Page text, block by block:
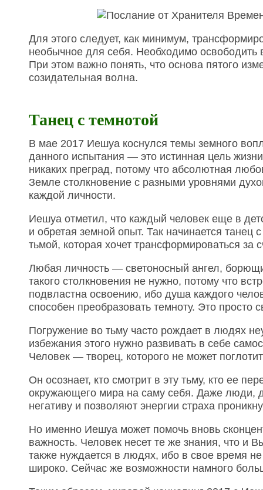
Для этого следует, как минимум,
необычное для себя. Необходимо освободить
При этом важно понять, что основа пятого
созидательная волна.
Танец с темнотой
В мае 2017 Иешуа коснулся темы земного
данного испытания — это истинная цель
никаких преград, потому что абсолютная
Земле столкновение с разными уровнями
каждой личности.
Иешуа отметил, что каждый человек еще в
и обретая земной опыт. Так начинается
тьмой, которая хочет трансформироваться за
Любая личность — светоносный ангел,
такого столкновения не нужно, потому что
подвластна освоению, ибо душа каждого
способен преобразовать темноту. Это просто
Погружение во тьму часто рождает в людях
избежания этого нужно развивать в себе
Человек — творец, которого не может
Он осознает, кто смотрит в эту тьму, кто ее
окружающего мира на саму себя. Даже люди,
негативу и позволяют энергии страха
Но именно Иешуа может помочь вновь
важность. Человек несет те же знания, что и
также нуждается в людях, ибо в свое время
широко. Сейчас же возможности намного